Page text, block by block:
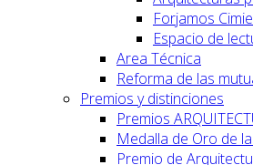
Forjamos
Espacio de
Area Técnica
Reforma de las
Premios y distinciones
Premios
Medalla de Oro de
Premio de